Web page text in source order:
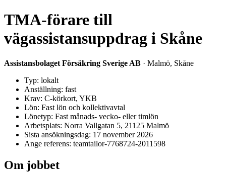
TMA-förare till
vägassistansuppdrag i Skåne
Assistansbolaget Försäkring Sverige AB · Malmö, Skåne
Typ: lokalt
Anställning: fast
Krav: C-körkort, YKB
Lön: Fast lön och kollektivavtal
Lönetyp: Fast månads- vecko- eller timlön
Arbetsplats: Norra Vallgatan 5, 21125 Malmö
Sista ansökningsdag: 17 november 2026
Ange referens: teamtailor-7768724-2011598
Om jobbet